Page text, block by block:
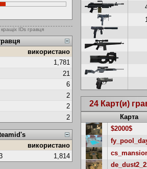
кращіх IDs гравця
використано
1,781
21
6
2
2
2
використано
1,814
24 Карт(и)
Карта
$2000$